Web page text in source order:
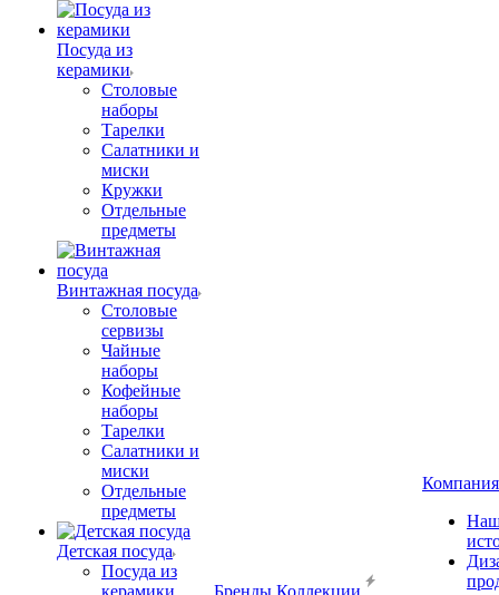
Посуда из
керамики
Столовые
наборы
Тарелки
Салатники и
миски
Кружки
Отдельные
предметы
Винтажная посуда
Столовые
сервизы
Чайные
наборы
Кофейные
наборы
Тарелки
Салатники и
миски
Отдельные
предметы
Детская посуда
Посуда из
керамики
Бренды Коллекции
Компания